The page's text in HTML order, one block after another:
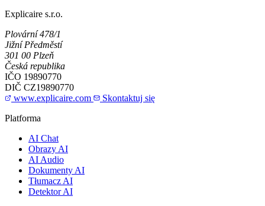
Explicaire s.r.o.
Plovární 478/1
Jižní Předměstí
301 00 Plzeň
Česká republika
IČO 19890770
DIČ CZ19890770
www.explicaire.com
Skontaktuj się
Platforma
AI Chat
Obrazy AI
AI Audio
Dokumenty AI
Tłumacz AI
Detektor AI